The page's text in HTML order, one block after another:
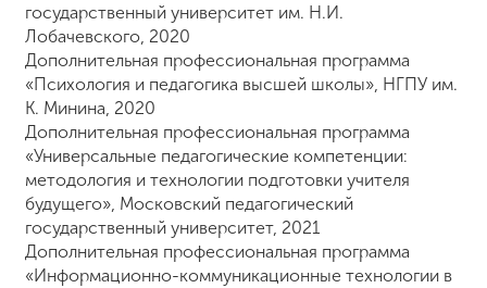
государственный университет им. Н.И.
Лобачевского, 2020
Дополнительная профессиональная программа
«Психология и педагогика высшей школы», НГПУ им.
К. Минина, 2020
Дополнительная профессиональная программа
«Универсальные педагогические компетенции:
методология и технологии подготовки учителя
будущего», Московский педагогический
государственный университет, 2021
Дополнительная профессиональная программа
«Информационно-коммуникационные технологии в